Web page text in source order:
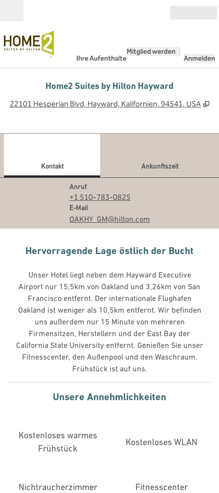
Ihre Aufenthalte
Mitglied werden
Anmelden
Home2 Suites by Hilton Hayward
22101 Hesperian Blvd, Hayward, Kalifornien, 94541, USA ,
Kontakt
Ankunftszeit
Anruf
Telefon
+1 510-783-0825
E-Mail
Email
OAKHY_GM@hilton.com
Hervorragende Lage östlich der Bucht
Unser Hotel liegt neben dem Hayward Executive
Airport nur 15,5km von Oakland und 3,26km von San
Francisco entfernt. Der internationale Flughafen
Oakland ist weniger als 10,5km entfernt. Wir befinden
uns außerdem nur 15 Minute von mehreren
Firmensitzen, Herstellern und der East Bay der
California State University entfernt. Genießen Sie unser
Fitnesscenter, den Außenpool und den Waschraum.
Frühstück ist auf uns.
Unsere Annehmlichkeiten
Kostenloses warmes
Frühstück
Kostenloses WLAN
Nichtraucher­zimmer Fitnesscenter